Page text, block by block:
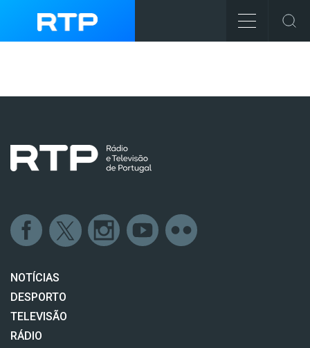
NOTÍCIAS
DESPORTO
TELEVISÃO
RÁDIO